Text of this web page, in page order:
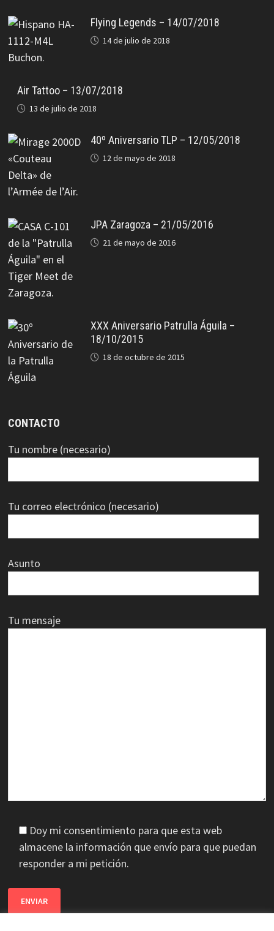
Flying Legends – 14/07/2018
14 de julio de 2018
Air Tattoo – 13/07/2018
13 de julio de 2018
40º Aniversario TLP – 12/05/2018
12 de mayo de 2018
JPA Zaragoza – 21/05/2016
21 de mayo de 2016
XXX Aniversario Patrulla Águila –
18/10/2015
18 de octubre de 2015
CONTACTO
Tu nombre (necesario)
Tu correo electrónico (necesario)
Asunto
Tu mensaje
Doy mi consentimiento para que esta web
almacene la información que envío para que puedan
responder a mi petición.